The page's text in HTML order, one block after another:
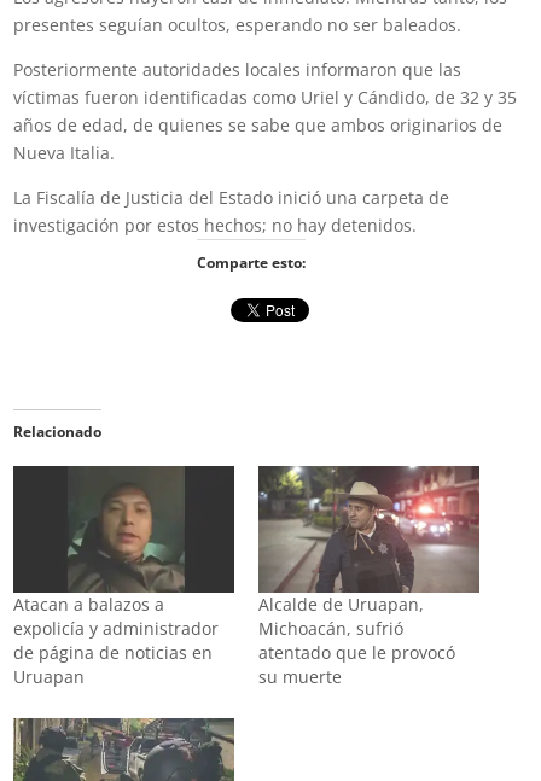
presentes seguían ocultos, esperando no ser baleados.
Posteriormente autoridades locales informaron que las
víctimas fueron identificadas como Uriel y Cándido, de 32 y 35
años de edad, de quienes se sabe que ambos originarios de
Nueva Italia.
La Fiscalía de Justicia del Estado inició una carpeta de
investigación por estos hechos; no hay detenidos.
Comparte esto:
Relacionado
Atacan a balazos a
expolicía y administrador
de página de noticias en
Uruapan
Alcalde de Uruapan,
Michoacán, sufrió
atentado que le provocó
su muerte